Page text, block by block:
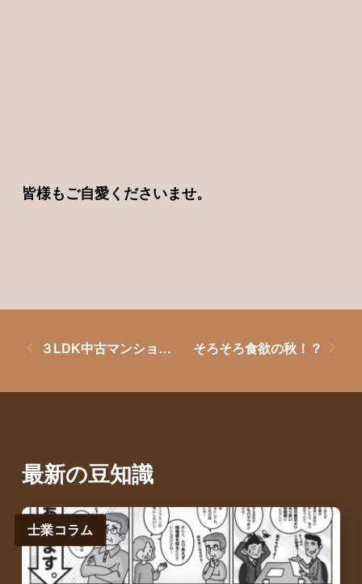
皆様もご自愛くださいませ。
３LDK中古マンションのご紹介 そろそろ食欲の秋！？
最新の豆知識
士業コラム